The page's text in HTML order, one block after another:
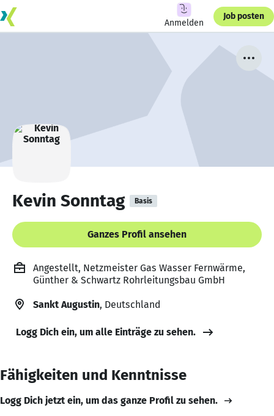
Anmelden
Job posten
Kevin Sonntag Basis
Ganzes Profil ansehen
Angestellt, Netzmeister Gas Wasser Fernwärme,
Günther & Schwartz Rohrleitungsbau GmbH
Sankt Augustin, Deutschland
Logg Dich ein, um alle Einträge zu sehen.
Fähigkeiten und Kenntnisse
Logg Dich jetzt ein, um das ganze Profil zu sehen.